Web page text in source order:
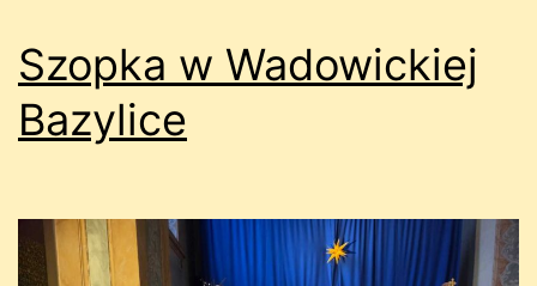
Szopka w Wadowickiej
Bazylice